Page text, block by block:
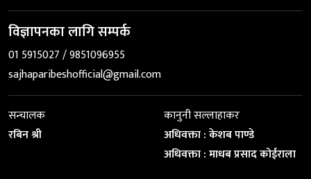
विज्ञापनका लागि सम्पर्क
01 5915027 / 9851096955
sajhaparibeshofficial@gmail.com
सन्चालक
रबिन श्री
कानुनी सल्लाहाकर
अधिवक्ता : केशब पाण्डे
अधिवक्ता : माधब प्रसाद कोईराला